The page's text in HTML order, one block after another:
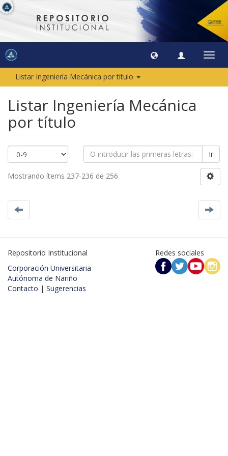
Listar Ingeniería Mecánica por título
Listar Ingeniería Mecánica
por título
Ir
Mostrando ítems 237-236 de 256
Repositorio Institucional
Corporación Universitaria
Autónoma de Nariño
Contacto | Sugerencias
Redes sociales